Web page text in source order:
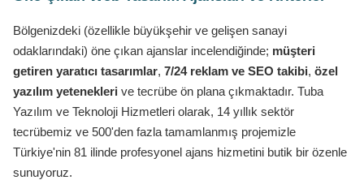
Bölgenizdeki (özellikle büyükşehir ve gelişen sanayi
odaklarındaki) öne çıkan ajanslar incelendiğinde; müşteri
getiren yaratıcı tasarımlar, 7/24 reklam ve SEO takibi, özel
yazılım yetenekleri ve tecrübe ön plana çıkmaktadır. Tuba
Yazılım ve Teknoloji Hizmetleri olarak, 14 yıllık sektör
tecrübemiz ve 500'den fazla tamamlanmış projemizle
Türkiye'nin 81 ilinde profesyonel ajans hizmetini butik bir özenle
sunuyoruz.